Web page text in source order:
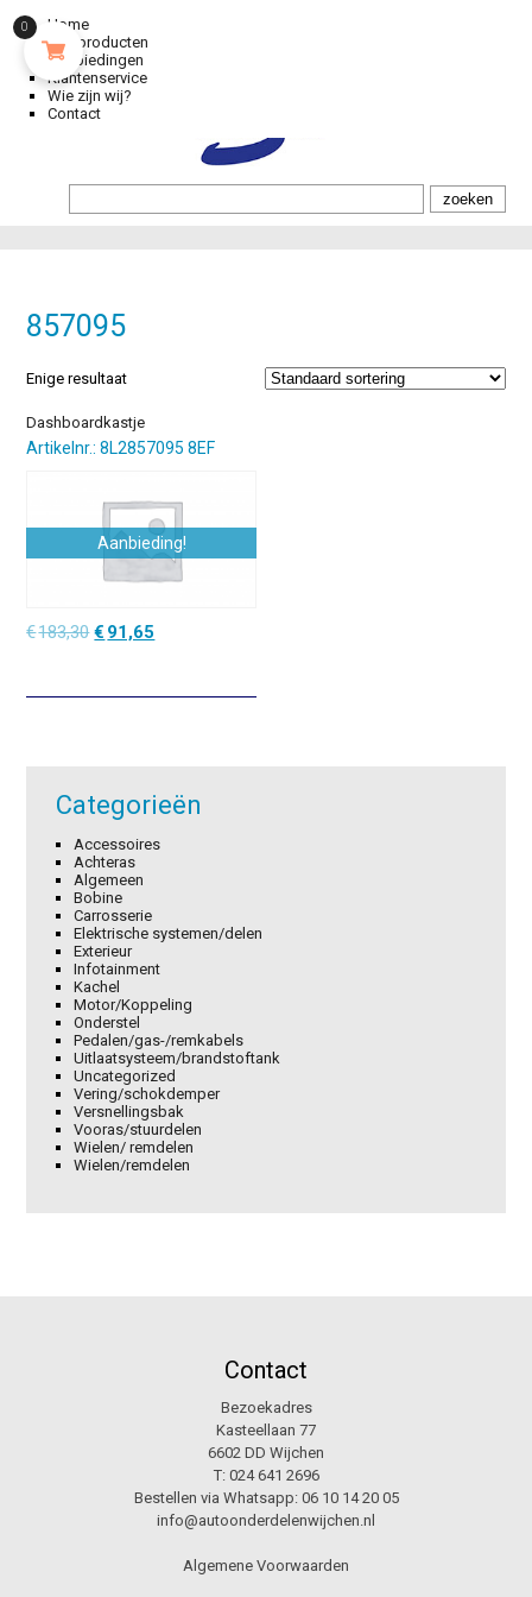
Home
Alle producten
Aanbiedingen
Klantenservice
Wie zijn wij?
Contact
857095
Enige resultaat
Dashboardkastje
Artikelnr.: 8L2857095 8EF
Aanbieding!
€183,30Oorspronkelijke
€183,30.
€ 91,65
€91,65.
Categorieën
Accessoires
Achteras
Algemeen
Bobine
Carrosserie
Elektrische systemen/delen
Exterieur
Infotainment
Kachel
Motor/Koppeling
Onderstel
Pedalen/gas-/remkabels
Uitlaatsysteem/brandstoftank
Uncategorized
Vering/schokdemper
Versnellingsbak
Vooras/stuurdelen
Wielen/ remdelen
Wielen/remdelen
Contact
Bezoekadres
Kasteellaan 77
6602 DD Wijchen
T: 024 641 2696
Bestellen via Whatsapp: 06 10 14 20 05
info@autoonderdelenwijchen.nl
Algemene Voorwaarden
0